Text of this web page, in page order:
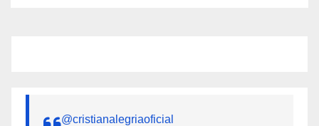
@cristianalegriaoficial